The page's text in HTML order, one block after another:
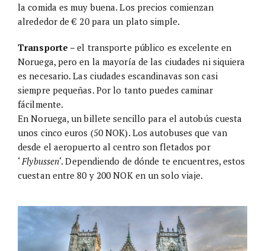
la comida es muy buena. Los precios comienzan
alrededor de € 20 para un plato simple.
Transporte –el transporte público es excelente en
Noruega, pero en la mayoría de las ciudades ni siquiera
es necesario. Las ciudades escandinavas son casi
siempre pequeñas. Por lo tanto puedes caminar
fácilmente.
En Noruega, un billete sencillo para el autobús cuesta
unos cinco euros (50 NOK). Los autobuses que van
desde el aeropuerto al centro son fletados por
‘Flybussen‘. Dependiendo de dónde te encuentres, estos
cuestan entre 80 y 200 NOK en un solo viaje.